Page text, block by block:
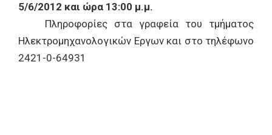
5/6/2012 και ώρα 13:00 μ.μ.
Πληροφορίες στα γραφεία του τμήματος
Ηλεκτρομηχανολογικών Εργων και στο τηλέφωνο
2421-0-64931